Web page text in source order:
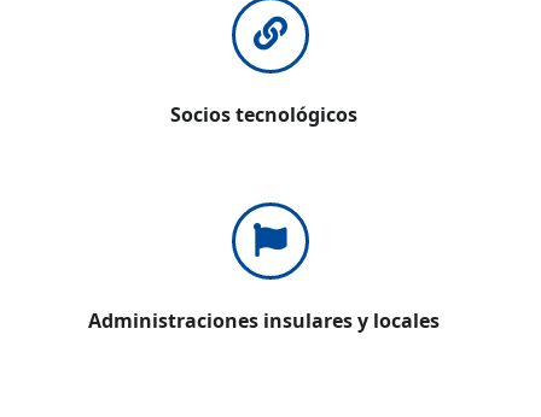
Socios tecnológicos
Administraciones insulares y locales